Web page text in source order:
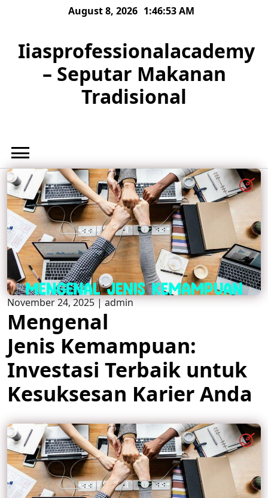
August 8, 2026 1:46:55 AM
Iiasprofessionalacademy
– Seputar Makanan
Tradisional
November 24, 2025|admin
Mengenal
Jenis Kemampuan:
Investasi Terbaik untuk
Kesuksesan Karier Anda